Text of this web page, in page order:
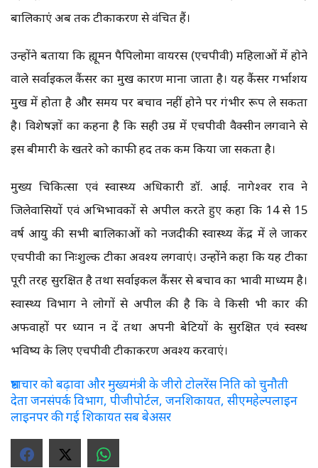
बालिकाएं अब तक टीकाकरण से वंचित हैं।
उन्होंने बताया कि ह्यूमन पैपिलोमा वायरस (एचपीवी) महिलाओं में होने
वाले सर्वाइकल कैंसर का प्रमुख कारण माना जाता है। यह कैंसर गर्भाशय
मुख में होता है और समय पर बचाव नहीं होने पर गंभीर रूप ले सकता
है। विशेषज्ञों का कहना है कि सही उम्र में एचपीवी वैक्सीन लगवाने से
इस बीमारी के खतरे को काफी हद तक कम किया जा सकता है।
मुख्य चिकित्सा एवं स्वास्थ्य अधिकारी डॉ. आई. नागेश्वर राव ने
जिलेवासियों एवं अभिभावकों से अपील करते हुए कहा कि 14 से 15
वर्ष आयु की सभी बालिकाओं को नजदीकी स्वास्थ्य केंद्र में ले जाकर
एचपीवी का निःशुल्क टीका अवश्य लगवाएं। उन्होंने कहा कि यह टीका
पूरी तरह सुरक्षित है तथा सर्वाइकल कैंसर से बचाव का प्रभावी माध्यम है।
स्वास्थ्य विभाग ने लोगों से अपील की है कि वे किसी भी प्रकार की
अफवाहों पर ध्यान न दें तथा अपनी बेटियों के सुरक्षित एवं स्वस्थ
भविष्य के लिए एचपीवी टीकाकरण अवश्य करवाएं।
भ्रष्टाचार को बढ़ावा और मुख्यमंत्री के जीरो टोलरेंस निति को चुनौती
देता जनसंपर्क विभाग, पीजीपोर्टल, जनशिकायत, सीएमहेल्पलाइन
लाइनपर की गई शिकायत सब बेअसर